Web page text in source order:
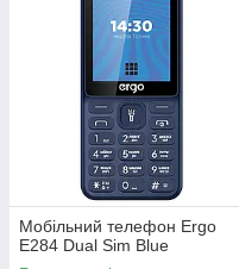
Мобiльний телефон Ergo
E284 Dual Sim Blue